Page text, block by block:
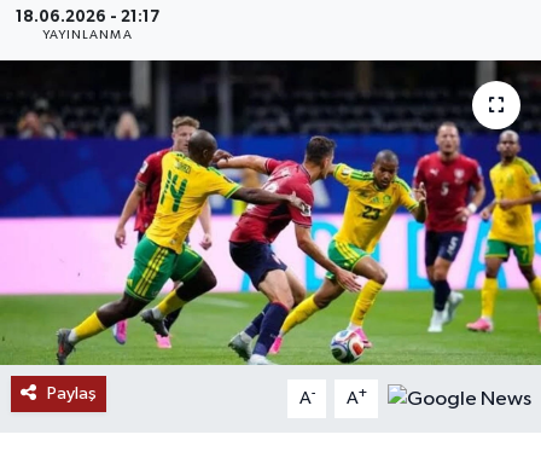
18.06.2026 - 21:17
YAYINLANMA
Paylaş A- A+
RESMİ İLANLAR
SİYASET
SOSYAL YARDIMLAR
SPONSORLU YAZI
SPOR
TEKNOLOJİ